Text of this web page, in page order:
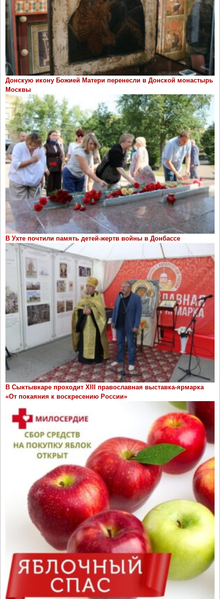
Донскую икону Божией Матери перенесли в Донской монастырь
Москвы
В Ухте почтили память детей-жертв войны в Донбассе
В Сыктывкаре проходит ХIII православная выставка-ярмарка
«От покаяния к воскресению России»